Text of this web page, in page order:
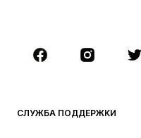
Аксессуары
НОВИНКИ
СЛУЖБА ПОДДЕРЖКИ